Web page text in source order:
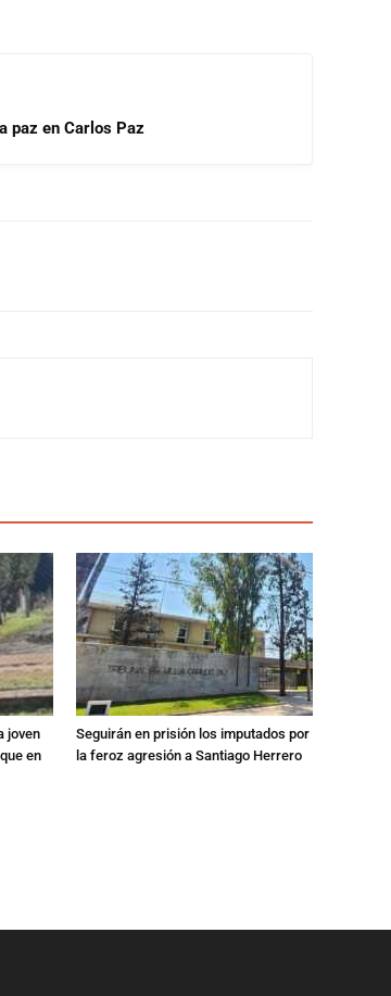
paz en Carlos Paz
joven
en
Seguirán en prisión los imputados por
la feroz agresión a Santiago Herrero